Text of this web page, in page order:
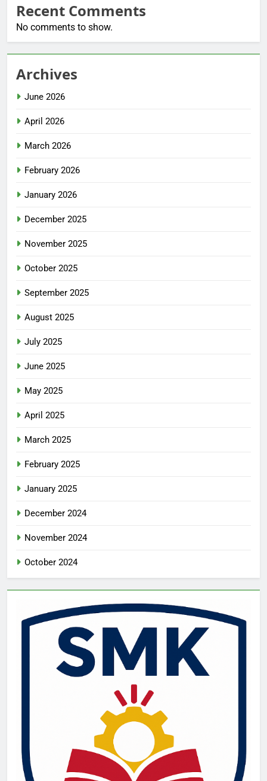
Recent Comments
No comments to show.
Archives
June 2026
April 2026
March 2026
February 2026
January 2026
December 2025
November 2025
October 2025
September 2025
August 2025
July 2025
June 2025
May 2025
April 2025
March 2025
February 2025
January 2025
December 2024
November 2024
October 2024